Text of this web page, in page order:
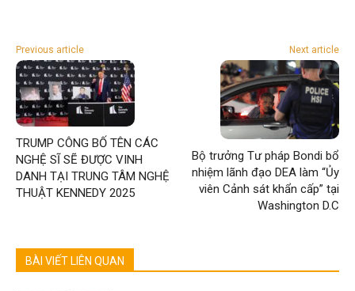
Previous article
TRUMP CÔNG BỐ TÊN CÁC
NGHỆ SĨ SẼ ĐƯỢC VINH
DANH TẠI TRUNG TÂM NGHỆ
THUẬT KENNEDY 2025
Next article
Bộ trưởng Tư pháp Bondi bổ
nhiệm lãnh đạo DEA làm “Ủy
viên Cảnh sát khẩn cấp” tại
Washington D.C
BÀI VIẾT LIÊN QUAN